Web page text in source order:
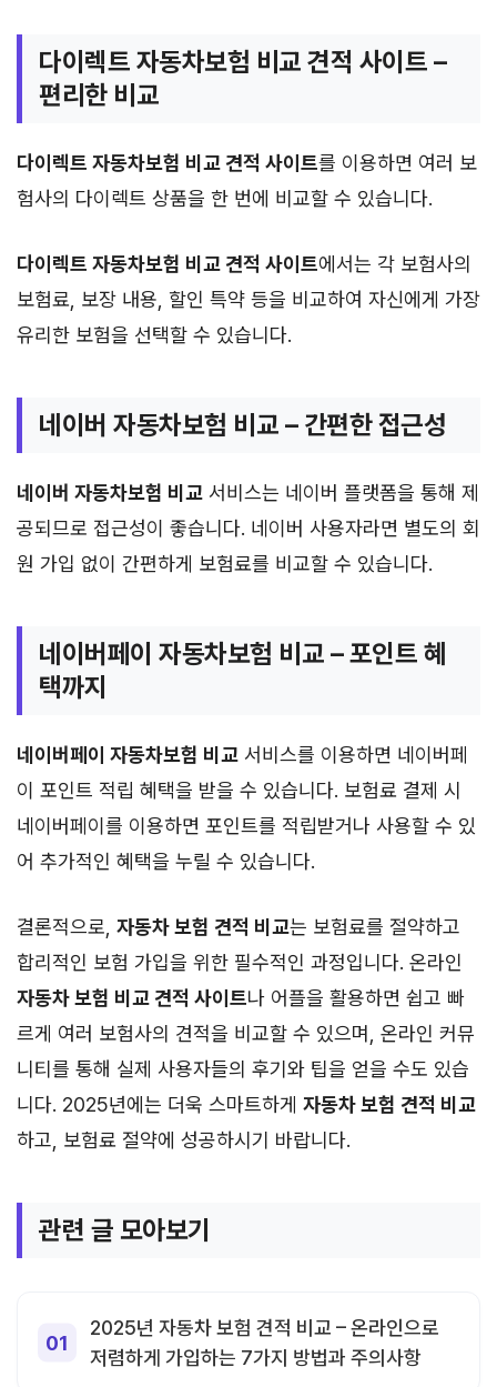
다이렉트 자동차보험 비교 견적 사이트 –
편리한 비교
다이렉트 자동차보험 비교 견적 사이트를 이용하면 여러 보
험사의 다이렉트 상품을 한 번에 비교할 수 있습니다.
다이렉트 자동차보험 비교 견적 사이트에서는 각 보험사의
보험료, 보장 내용, 할인 특약 등을 비교하여 자신에게 가장
유리한 보험을 선택할 수 있습니다.
네이버 자동차보험 비교 – 간편한 접근성
네이버 자동차보험 비교 서비스는 네이버 플랫폼을 통해 제
공되므로 접근성이 좋습니다. 네이버 사용자라면 별도의 회
원 가입 없이 간편하게 보험료를 비교할 수 있습니다.
네이버페이 자동차보험 비교 – 포인트 혜
택까지
네이버페이 자동차보험 비교 서비스를 이용하면 네이버페
이 포인트 적립 혜택을 받을 수 있습니다. 보험료 결제 시
네이버페이를 이용하면 포인트를 적립받거나 사용할 수 있
어 추가적인 혜택을 누릴 수 있습니다.
결론적으로, 자동차 보험 견적 비교는 보험료를 절약하고
합리적인 보험 가입을 위한 필수적인 과정입니다. 온라인
자동차 보험 비교 견적 사이트나 어플을 활용하면 쉽고 빠
르게 여러 보험사의 견적을 비교할 수 있으며, 온라인 커뮤
니티를 통해 실제 사용자들의 후기와 팁을 얻을 수도 있습
니다. 2025년에는 더욱 스마트하게 자동차 보험 견적 비교
하고, 보험료 절약에 성공하시기 바랍니다.
관련 글 모아보기
2025년 자동차 보험 견적 비교 – 온라인으로
저렴하게 가입하는 7가지 방법과 주의사항